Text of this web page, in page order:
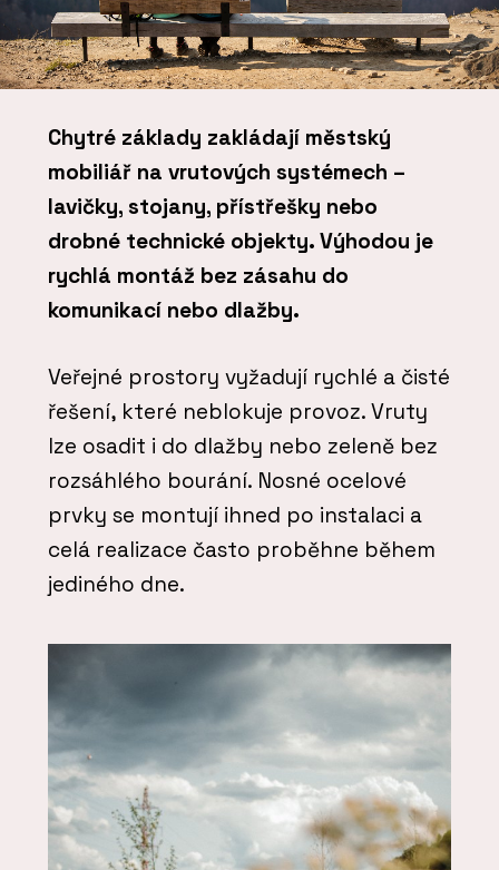
Chytré základy zakládají městský
mobiliář na vrutových systémech –
lavičky, stojany, přístřešky nebo
drobné technické objekty. Výhodou je
rychlá montáž bez zásahu do
komunikací nebo dlažby.
Veřejné prostory vyžadují rychlé a čisté
řešení, které neblokuje provoz. Vruty
lze osadit i do dlažby nebo zeleně bez
rozsáhlého bourání. Nosné ocelové
prvky se montují ihned po instalaci a
celá realizace často proběhne během
jediného dne.